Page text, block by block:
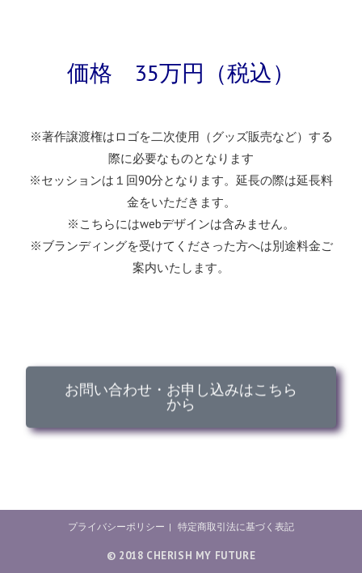
価格 35万円（税込）
※著作譲渡権はロゴを二次使用（グッズ販売など）する
際に必要なものとなります
※セッションは１回90分となります。延長の際は延長料
金をいただきます。
※こちらにはwebデザインは含みません。
※ブランディングを受けてくださった方へは別途料金ご
案内いたします。
お問い合わせ・お申し込みはこちら
から
プライバシーポリシー 特定商取引法に基づく表記
©︎ 2018 CHERISH MY FUTURE